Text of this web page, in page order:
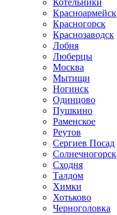
Котельники
Красноармейск
Красногорск
Краснозаводск
Лобня
Люберцы
Москва
Мытищи
Ногинск
Одинцово
Пушкино
Раменское
Реутов
Сергиев Посад
Солнечногорск
Сходня
Талдом
Химки
Хотьково
Черноголовка